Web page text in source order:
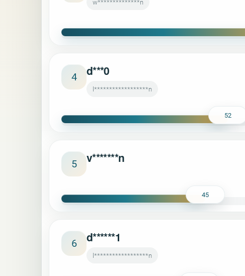
w**************n
4 d***0
l******************n
52
5 v*******n
45
6 d******1
l******************n